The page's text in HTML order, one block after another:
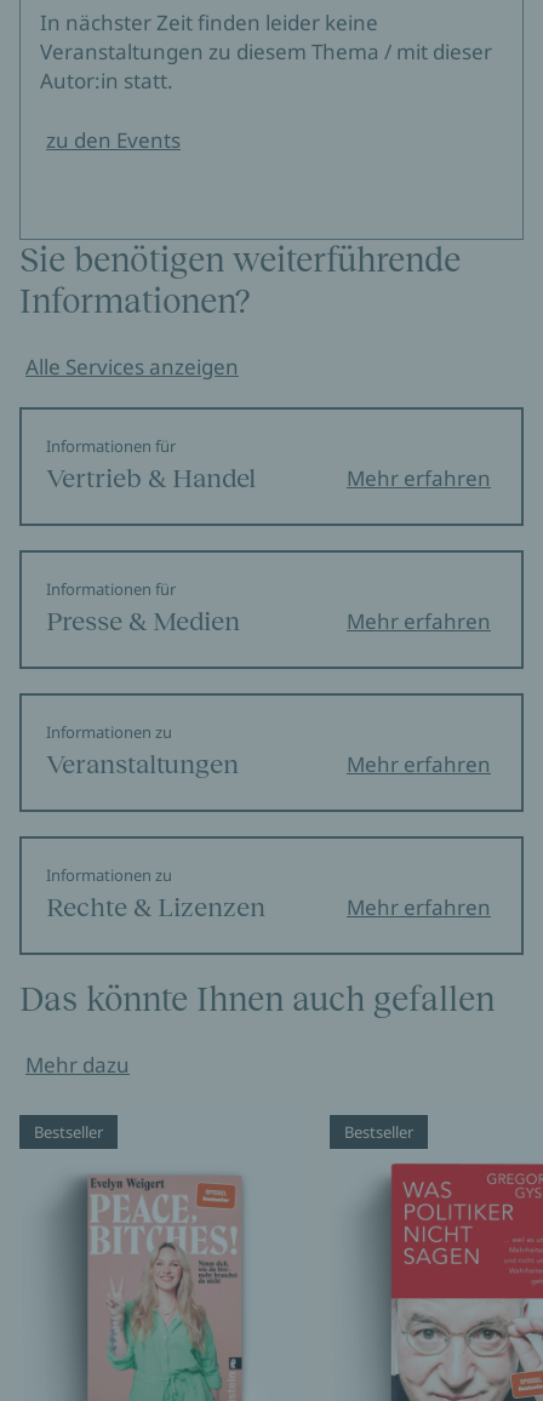
In nächster Zeit finden leider keine
Veranstaltungen zu diesem Thema / mit dieser
Autor:in statt.
zu den Events
Sie benötigen weiterführende
Informationen?
Alle Services anzeigen
Informationen für
Vertrieb & Handel Mehr erfahren
Informationen für
Presse & Medien Mehr erfahren
Informationen zu
Veranstaltungen Mehr erfahren
Informationen zu
Rechte & Lizenzen Mehr erfahren
Das könnte Ihnen auch gefallen
Mehr dazu
Bestseller Bestseller